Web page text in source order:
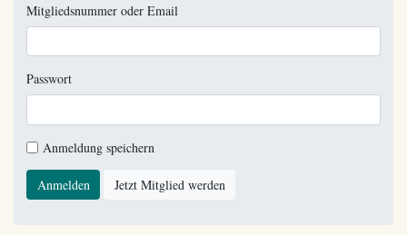
Mitgliedsnummer oder Email
Passwort
Anmeldung speichern
Anmelden Jetzt Mitglied werden